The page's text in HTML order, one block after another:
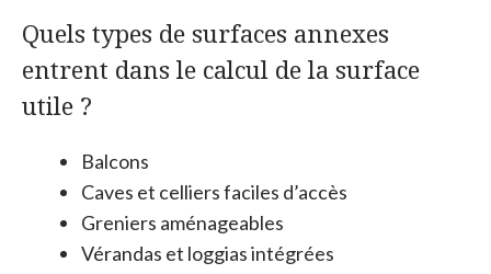
Quels types de surfaces annexes
entrent dans le calcul de la surface
utile ?
Balcons
Caves et celliers faciles d’accès
Greniers aménageables
Vérandas et loggias intégrées